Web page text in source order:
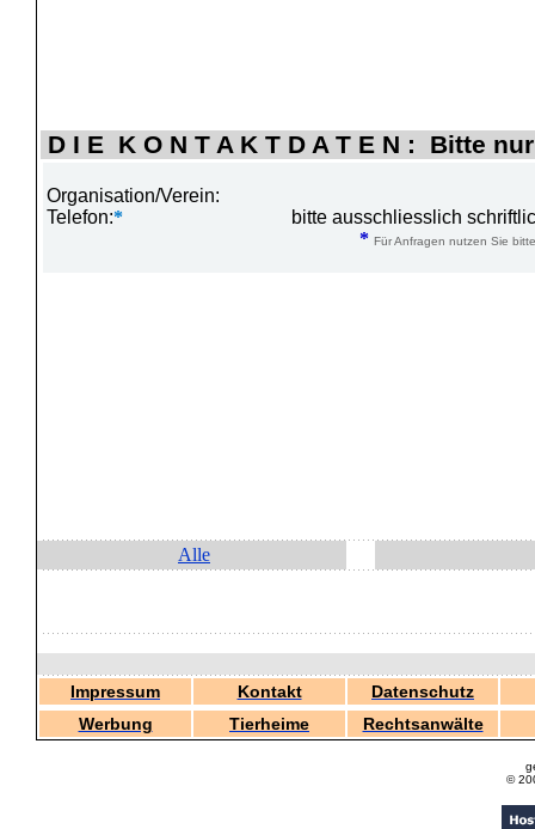
D I E K O N T A K T D A T E N : Bitte
Organisation/Verein:
Telefon:*
bitte ausschliesslich
* Für Anfragen nutzen Sie
Alle
Impressum Kontakt
Datenschutz
Werbung
Tierheime Rechtsanwälte
©